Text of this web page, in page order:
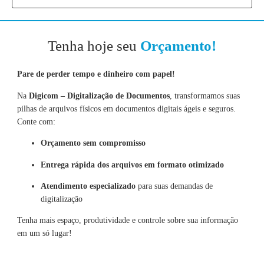
Tenha hoje seu Orçamento!
Pare de perder tempo e dinheiro com papel!
Na Digicom – Digitalização de Documentos, transformamos suas
pilhas de arquivos físicos em documentos digitais ágeis e seguros.
Conte com:
Orçamento sem compromisso
Entrega rápida dos arquivos em formato otimizado
Atendimento especializadopara suas demandas de
digitalização
Tenha mais espaço, produtividade e controle sobre sua informação
em um só lugar!